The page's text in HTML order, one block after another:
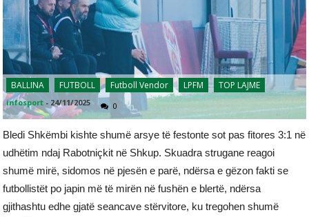
BALLINA FUTBOLL Futboll Vendor LPFM TOP LAJME
infosport - 24/11/2025 0
Bledi Shkëmbi kishte shumë arsye të festonte sot pas fitores 3:1 në
udhëtim ndaj Rabotniçkit në Shkup. Skuadra strugane reagoi
shumë mirë, sidomos në pjesën e parë, ndërsa e gëzon fakti se
futbollistët po japin më të mirën në fushën e blertë, ndërsa
gjithashtu edhe gjatë seancave stërvitore, ku tregohen shumë